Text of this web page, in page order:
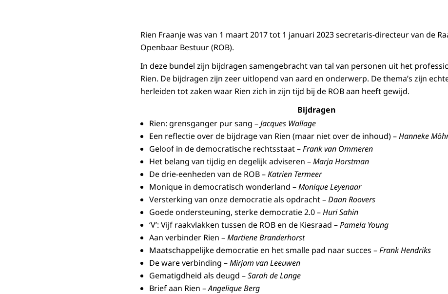
Rien Fraanje was van 1 maart 2017 tot 1 januari 2023 secretaris-directeur van de
Openbaar Bestuur (ROB).
In deze bundel zijn bijdragen samengebracht van tal van personen uit het
Rien. De bijdragen zijn zeer uitlopend van aard en onderwerp. De thema’s zijn
herleiden tot zaken waar Rien zich in zijn tijd bij de ROB aan heeft gewijd.
Bijdragen
Rien: grensganger pur sang –Jacques Wallage
Een reflectie over de bijdrage van Rien (maar niet over de inhoud) –Hanneke
Geloof in de democratische rechtsstaat –Frank van Ommeren
Het belang van tijdig en degelijk adviseren –Marja Horstman
De drie-eenheden van de ROB –Katrien Termeer
Monique in democratisch wonderland –Monique Leyenaar
Versterking van onze democratie als opdracht –Daan Roovers
Goede ondersteuning, sterke democratie 2.0 –Huri Sahin
‘V’: Vijf raakvlakken tussen de ROB en de Kiesraad –Pamela Young
Aan verbinder Rien –Martiene Branderhorst
Maatschappelijke democratie en het smalle pad naar succes –Frank Hendriks
De ware verbinding –Mirjam van Leeuwen
Gematigdheid als deugd –Sarah de Lange
Brief aan Rien –Angelique Berg